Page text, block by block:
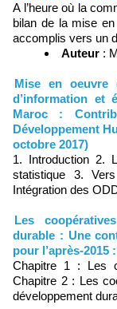
A l’heure où la
bilan de la mise
accomplis vers un
Auteur :
Mise en oeuvre
d’information et
Maroc :
Développement
octobre 2017)
1. Introduction 2.
statistique 3.
Intégration des
Les
durable : Une
pour l’après-2015
Chapitre 1 : Les
Chapitre 2 : Les
développement